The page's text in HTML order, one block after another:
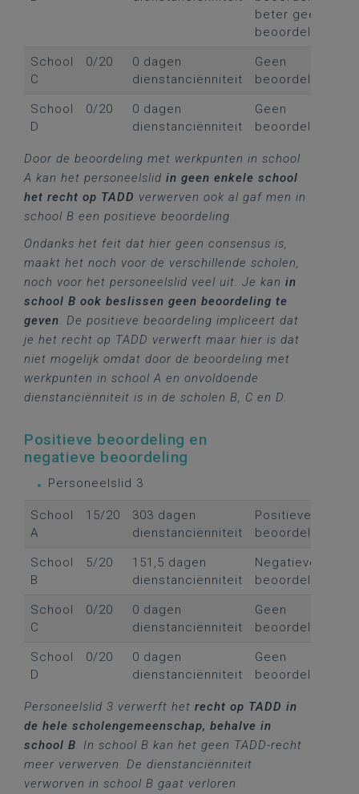
beter geen
beoordeling
School
C
0/20
0 dagen
dienstanciënniteit
Geen
beoordeling
School
D
0/20
0 dagen
dienstanciënniteit
Geen
beoordeling
Door de beoordeling met werkpunten in school
A kan het personeelslid in geen enkele school
het recht op TADD verwerven ook al gaf men in
school B een positieve beoordeling.
Ondanks het feit dat hier geen consensus is,
maakt het noch voor de verschillende scholen,
noch voor het personeelslid veel uit. Je kan in
school B ook beslissen geen beoordeling te
geven. De positieve beoordeling impliceert dat
je het recht op TADD verwerft maar hier is dat
niet mogelijk omdat door de beoordeling met
werkpunten in school A en onvoldoende
dienstanciënniteit is in de scholen B, C en D.
Positieve beoordeling en
negatieve beoordeling
Personeelslid 3
School
A
15/20
303 dagen
dienstanciënniteit
Positieve
beoordeling
School
B
5/20
151,5 dagen
dienstanciënniteit
Negatieve
beoordeling
School
C
0/20
0 dagen
dienstanciënniteit
Geen
beoordeling
School
D
0/20
0 dagen
dienstanciënniteit
Geen
beoordeling
Personeelslid 3 verwerft het recht op TADD in
de hele scholengemeenschap, behalve in
school B. In school B kan het geen TADD-recht
meer verwerven. De dienstanciënniteit
verworven in school B gaat verloren.